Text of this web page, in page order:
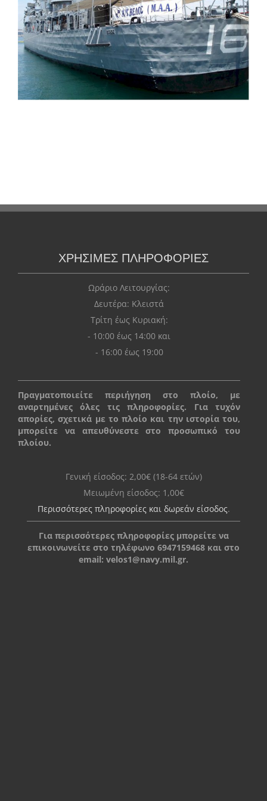
ΧΡΗΣΙΜΕΣ ΠΛΗΡΟΦΟΡΙΕΣ
Ωράριο Λειτουργίας:
Δευτέρα: Kλειστά
Τρίτη έως Κυριακή:
- 10:00 έως 14:00 και
- 16:00 έως 19:00
Πραγματοποιείτε περιήγηση στο πλοίο, με
αναρτημένες όλες τις πληροφορίες. Για τυχόν
απορίες, σχετικά με το πλοίο και την ιστορία του,
μπορείτε να απευθύνεστε στο προσωπικό του
πλοίου.
Γενική είσοδος: 2,00€ (18-64 ετών)
Μειωμένη είσοδος: 1,00€
Περισσότερες πληροφορίες και δωρεάν είσοδος.
Για περισσότερες πληροφορίες μπορείτε να
επικοινωνείτε στο τηλέφωνο 6947159468 και στο
email: velos1@navy.mil.gr.